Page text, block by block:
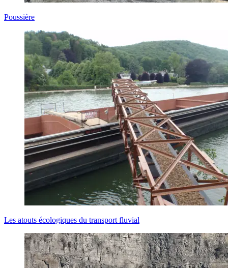
Poussière
Les atouts écologiques du transport fluvial